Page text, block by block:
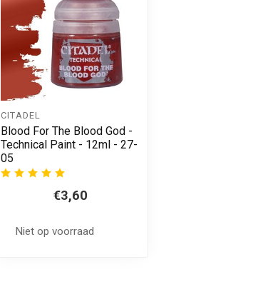
CITADEL
Blood For The Blood God -
Technical Paint - 12ml - 27-
05
€3,60
Niet op voorraad